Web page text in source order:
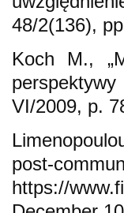
48/2(136),
Koch M.,
VI/2009, p.
post-
https://